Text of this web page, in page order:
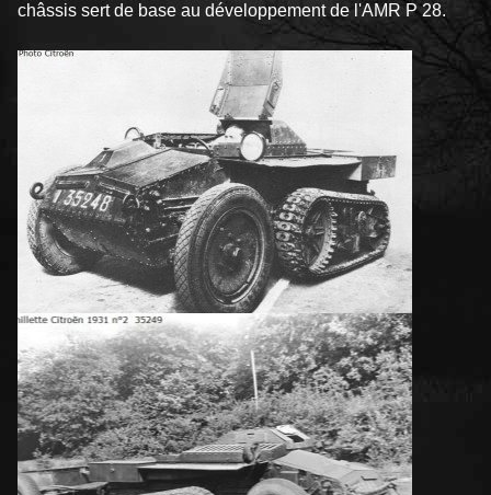
châssis sert de base au développement de l'AMR P 28.